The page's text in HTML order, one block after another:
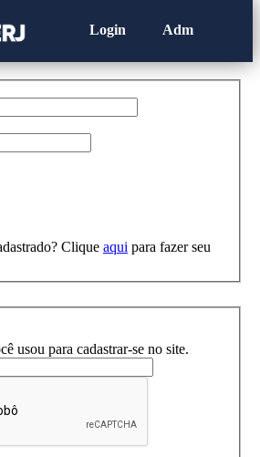
Login Adm
Clique aqui para fazer seu
usou para cadastrar-se no site.